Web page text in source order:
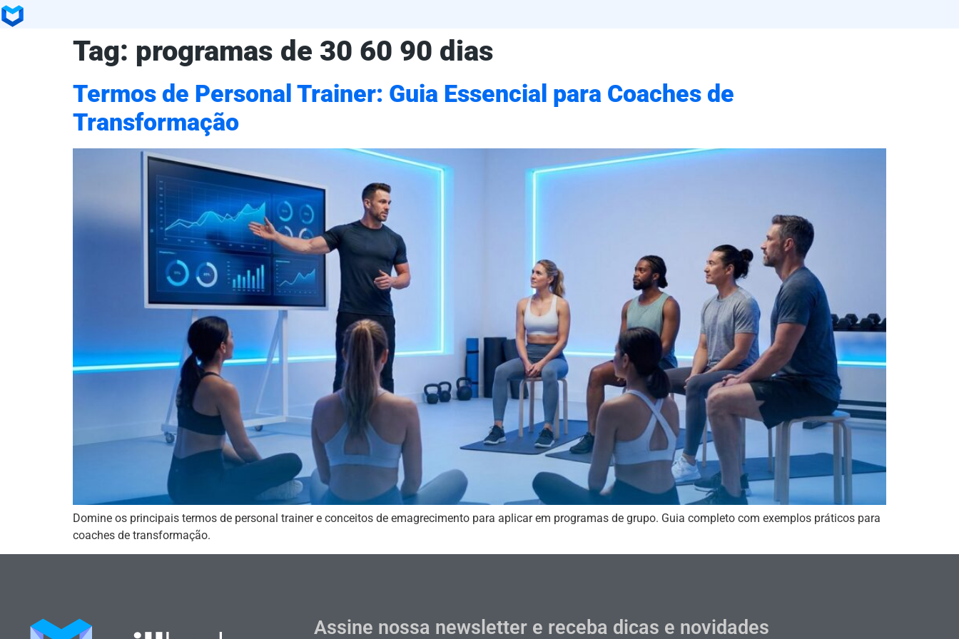
Tag: programas de 30 60 90 dias
Termos de Personal Trainer: Guia Essencial para Coaches de
Transformação
Domine os principais termos de personal trainer e conceitos de emagrecimento para aplicar em programas de grupo. Guia completo com exemplos práticos para
coaches de transformação.
Assine nossa newsletter e receba dicas e novidades